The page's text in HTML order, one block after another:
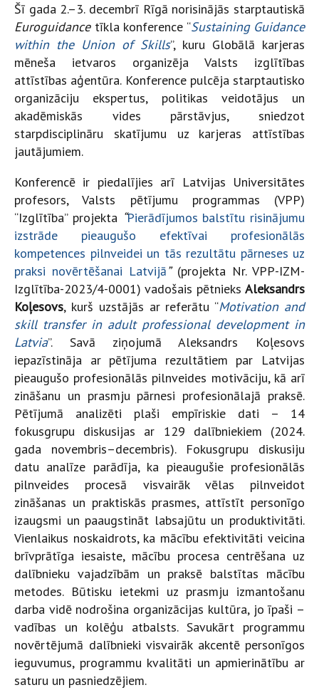
Šī gada 2.–3. decembrī Rīgā norisinājās starptautiskā
Euroguidancetīkla konference “Sustaining Guidance
within the Union of Skills”, kuru Globālā karjeras
mēneša ietvaros organizēja Valsts izglītības
attīstības aģentūra. Konference pulcēja starptautisko
organizāciju ekspertus, politikas veidotājus un
akadēmiskās vides pārstāvjus, sniedzot
starpdisciplināru skatījumu uz karjeras attīstības
jautājumiem.
Konferencē ir piedalījies arī Latvijas Universitātes
profesors, Valsts pētījumu programmas (VPP)
“Izglītība” projekta “Pierādījumos balstītu risinājumu
izstrāde pieaugušo efektīvai profesionālās
kompetences pilnveidei un tās rezultātu pārneses uz
praksi novērtēšanai Latvijā”(projekta Nr. VPP-IZM-
Izglītība-2023/4-0001) vadošais pētnieks Aleksandrs
Koļesovs, kurš uzstājās ar referātu “Motivation and
skill transfer in adult professional development in
Latvia”. Savā ziņojumā Aleksandrs Koļesovs
iepazīstināja ar pētījuma rezultātiem par Latvijas
pieaugušo profesionālās pilnveides motivāciju, kā arī
zināšanu un prasmju pārnesi profesionālajā praksē.
Pētījumā analizēti plaši empīriskie dati – 14
fokusgrupu diskusijas ar 129 dalībniekiem (2024.
gada novembris–decembris). Fokusgrupu diskusiju
datu analīze parādīja, ka pieaugušie profesionālās
pilnveides procesā visvairāk vēlas pilnveidot
zināšanas un praktiskās prasmes, attīstīt personīgo
izaugsmi un paaugstināt labsajūtu un produktivitāti.
Vienlaikus noskaidrots, ka mācību efektivitāti veicina
brīvprātīga iesaiste, mācību procesa centrēšana uz
dalībnieku vajadzībām un praksē balstītas mācību
metodes. Būtisku ietekmi uz prasmju izmantošanu
darba vidē nodrošina organizācijas kultūra, jo īpaši –
vadības un kolēģu atbalsts. Savukārt programmu
novērtējumā dalībnieki visvairāk akcentē personīgos
ieguvumus, programmu kvalitāti un apmierinātību ar
saturu un pasniedzējiem.